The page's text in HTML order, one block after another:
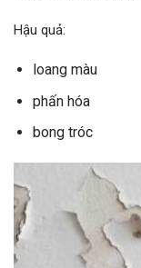
Hậu quả:
loang màu
phấn hóa
bong tróc